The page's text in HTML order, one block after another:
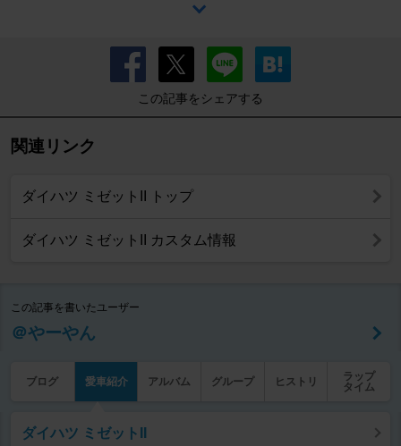
この記事をシェアする
関連リンク
ダイハツ ミゼットII トップ
ダイハツ ミゼットII カスタム情報
この記事を書いたユーザー
＠やーやん
ブログ 愛車紹介 アルバム グループ ヒストリ
ラップ
タイム
ダイハツ ミゼットII